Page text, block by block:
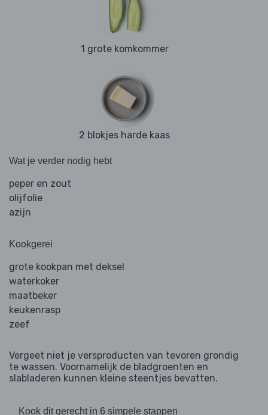
1 grote komkommer
2 blokjes harde kaas
Wat je verder nodig hebt
peper en zout
olijfolie
azijn
Kookgerei
grote kookpan met deksel
waterkoker
maatbeker
keukenrasp
zeef
Vergeet niet je versproducten van tevoren grondig
te wassen. Voornamelijk de bladgroenten en
slabladeren kunnen kleine steentjes bevatten.
Kook dit gerecht in 6 simpele stappen